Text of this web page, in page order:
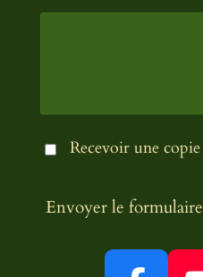
Recevoir une copie
Envoyer le formulaire